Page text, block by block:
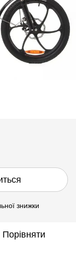
знижки
Порівняти